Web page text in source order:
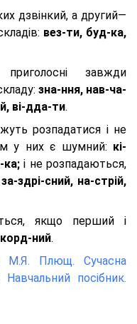
дзвінкий, а другий—
вез-ти, буд-ка,
завжди
зна-ння, нав-ча-
ві-дда-ти.
розпадатися і не
у них є шумний: кі-
ка;і не розпадаються,
за-здрі-сний, на-стрій,
якщо перший і
ний.
М.Я. Плющ. Сучасна
посібник.